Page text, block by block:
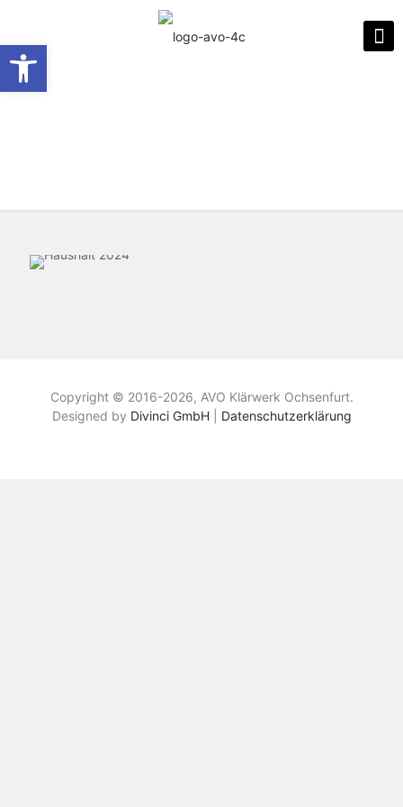
Copyright © 2016-2026, AVO Klärwerk Ochsenfurt.
Designed by Divinci GmbH| Datenschutzerklärung
Werkzeugleiste öffnen